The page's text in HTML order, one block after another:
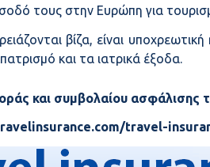
τους στην Ευρώπη για
βίζα, είναι
και τα ιατρικά έξοδα.
και συμβολαίου ασφάλισης
travel-